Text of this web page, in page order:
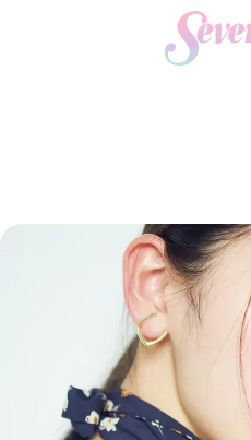
FASHION
ファッションニュース
モデル私服
BEAUTY
ビューティニュース
トレンドメイク
ベストコスメ
ヘアアレンジ・ヘアケア
SCHOOL
スクールニュース
制服コーデ
学校ヘアメイク
ENTERTAINMENT
エンタメニュース
なにわ男子
LIFESTYLE